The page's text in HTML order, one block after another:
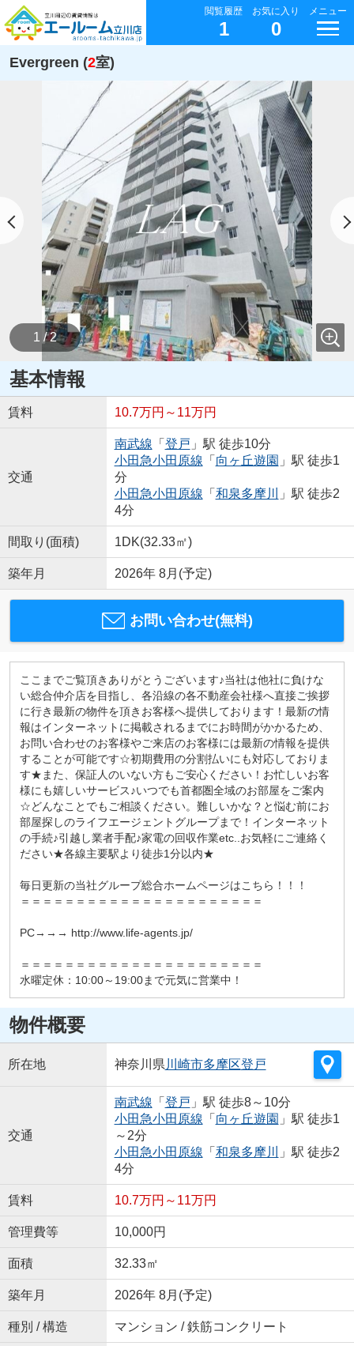
閲覧履歴
1
お気に入り
0
メニュー
Evergreen (2室)
1 / 2
基本情報
賃料 10.7万円～11万円
交通
南武線 「 登戸 」駅 徒歩10分
小田急小田原線 「 向ヶ丘遊園 」駅 徒歩1
分
小田急小田原線 「 和泉多摩川
」駅 徒歩2
4分
間取り(面積) 1DK(32.33㎡)
築年月 2026年 8月(予定)
お問い合わせ(無料)
ここまでご覧頂きありがとうございます♪当社は他社に負けな
い総合仲介店を目指し、各沿線の各不動産会社様へ直接ご挨拶
に行き最新の物件を頂きお客様へ提供しております！最新の情
報はインターネットに掲載されるまでにお時間がかかるため、
お問い合わせのお客様やご来店のお客様には最新の情報を提供
することが可能です☆初期費用の分割払いにも対応しておりま
す★また、保証人のいない方もご安心ください！お忙しいお客
様にも嬉しいサービス♪いつでも首都圏全域のお部屋をご案内
☆どんなことでもご相談ください。難しいかな？と悩む前にお
部屋探しのライフエージェントグループまで！インターネット
の手続♪引越し業者手配♪家電の回収作業etc..お気軽にご連絡く
ださい★各線主要駅より徒歩1分以内★
毎日更新の当社グループ総合ホームページはこちら！！！
＝＝＝＝＝＝＝＝＝＝＝＝＝＝＝＝＝＝＝＝＝＝
PC→→→ http://www.life-agents.jp/
＝＝＝＝＝＝＝＝＝＝＝＝＝＝＝＝＝＝＝＝＝＝
水曜定休：10:00～19:00まで元気に営業中！
物件概要
所在地 神奈川県 川崎市多摩区登戸
交通
南武線 「 登戸 」駅 徒歩8～10分
小田急小田原線 「 向ヶ丘遊園 」駅 徒歩1
～2分
小田急小田原線 「 和泉多摩川
」駅 徒歩2
4分
賃料 10.7万円～11万円
管理費等 10,000円
面積 32.33㎡
築年月 2026年 8月(予定)
種別 / 構造 マンション / 鉄筋コンクリート